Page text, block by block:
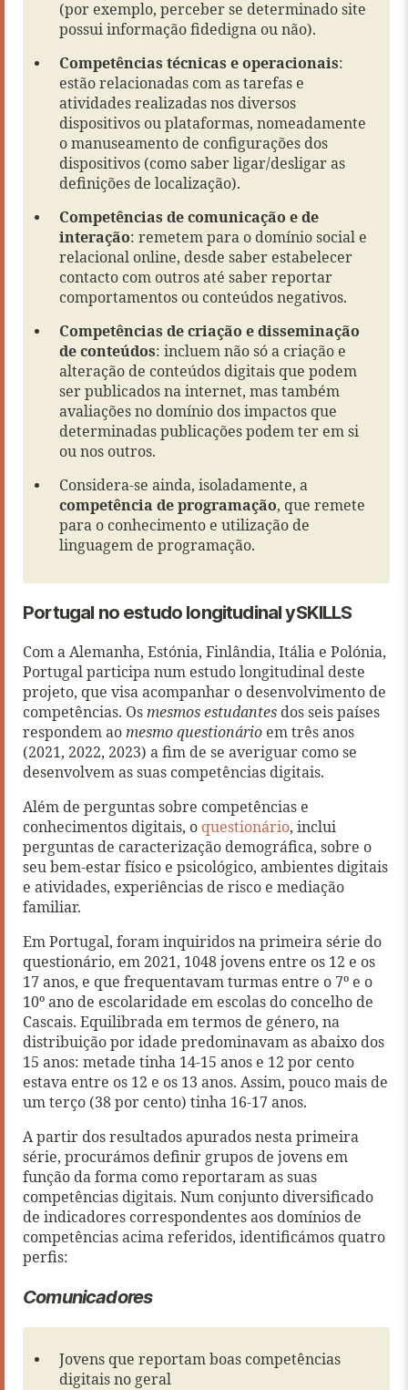
(por exemplo, perceber se determinado site
possui informação fidedigna ou não).
Competências técnicas e operacionais:
estão relacionadas com as tarefas e
atividades realizadas nos diversos
dispositivos ou plataformas, nomeadamente
o manuseamento de configurações dos
dispositivos (como saber ligar/desligar as
definições de localização).
Competências de comunicação e de
interação: remetem para o domínio social e
relacional online, desde saber estabelecer
contacto com outros até saber reportar
comportamentos ou conteúdos negativos.
Competências de criação e disseminação
de conteúdos: incluem não só a criação e
alteração de conteúdos digitais que podem
ser publicados na internet, mas também
avaliações no domínio dos impactos que
determinadas publicações podem ter em si
ou nos outros.
Considera-se ainda, isoladamente, a
competência de programação, que remete
para o conhecimento e utilização de
linguagem de programação.
Portugal no estudo longitudinal ySKILLS
Com a Alemanha, Estónia, Finlândia, Itália e Polónia,
Portugal participa num estudo longitudinal deste
projeto, que visa acompanhar o desenvolvimento de
competências. Os mesmos estudantes dos seis países
respondem ao mesmo questionário em três anos
(2021, 2022, 2023) a fim de se averiguar como se
desenvolvem as suas competências digitais.
Além de perguntas sobre competências e
conhecimentos digitais, o questionário, inclui
perguntas de caracterização demográfica, sobre o
seu bem-estar físico e psicológico, ambientes digitais
e atividades, experiências de risco e mediação
familiar.
Em Portugal, foram inquiridos na primeira série do
questionário, em 2021, 1048 jovens entre os 12 e os
17 anos, e que frequentavam turmas entre o 7º e o
10º ano de escolaridade em escolas do concelho de
Cascais. Equilibrada em termos de género, na
distribuição por idade predominavam as abaixo dos
15 anos: metade tinha 14-15 anos e 12 por cento
estava entre os 12 e os 13 anos. Assim, pouco mais de
um terço (38 por cento) tinha 16-17 anos.
A partir dos resultados apurados nesta primeira
série, procurámos definir grupos de jovens em
função da forma como reportaram as suas
competências digitais. Num conjunto diversificado
de indicadores correspondentes aos domínios de
competências acima referidos, identificámos quatro
perfis:
Comunicadores
Jovens que reportam boas competências
digitais no geral